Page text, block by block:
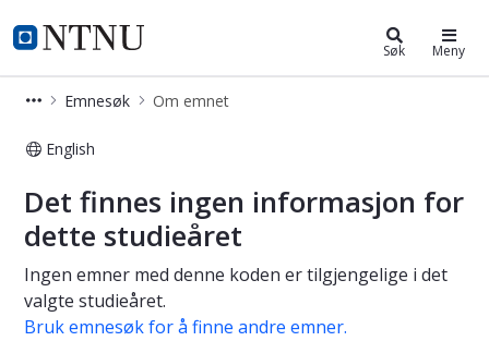
NTNU Hjemmeside
Studier Søk Meny
Emnesøk Om emnet
English
Om emnet
Det finnes ingen informasjon for
dette studieåret
Ingen emner med denne koden er tilgjengelige i det
valgte studieåret.
Bruk emnesøk for å finne andre emner.